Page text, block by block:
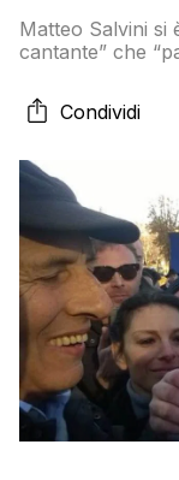
Matteo Salvini si
cantante” che
prendesse una
come la
(sicuramente un
Condividi